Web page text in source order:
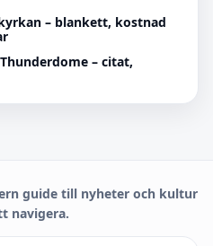
– blankett, kostnad
– citat,
guide till nyheter och kultur
navigera.